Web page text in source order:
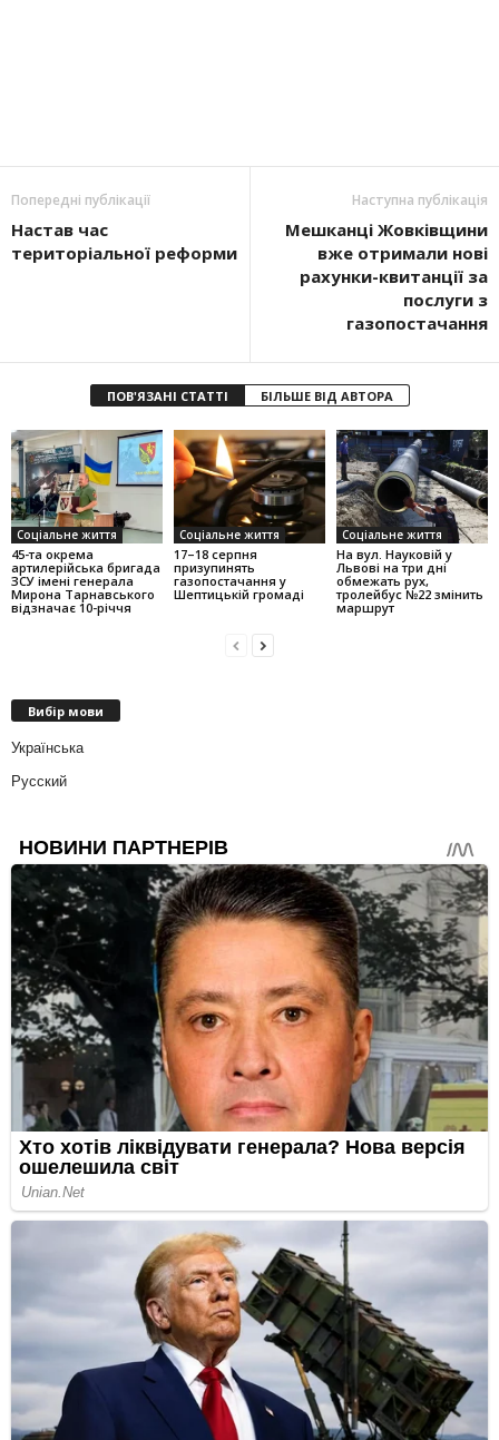
Попередні публікації
Настав час
територіальної реформи
Наступна публікація
Мешканці Жовківщини
вже отримали нові
рахунки-квитанції за
послуги з
газопостачання
ПОВ'ЯЗАНІ СТАТТІ БІЛЬШЕ ВІД АВТОРА
Соціальне життя
45-та окрема
артилерійська бригада
ЗСУ імені генерала
Мирона Тарнавського
відзначає 10-річчя
Соціальне життя
17–18 серпня
призупинять
газопостачання у
Шептицькій громаді
Соціальне життя
На вул. Науковій у
Львові на три дні
обмежать рух,
тролейбус №22 змінить
маршрут
Вибір мови
Українська
Русский